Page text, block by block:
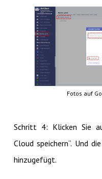
Fotos auf
Schritt 4: Klicken Sie
Cloud speichern“. Und
hinzugefügt.